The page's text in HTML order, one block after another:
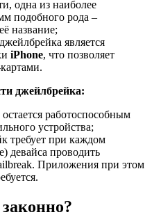
одна из наиболее
подобного рода –
название;
является
iPhone, что позволяет
джейлбрейка:
работоспособным
устройства;
требует при каждом
девайса проводить
Приложения при этом